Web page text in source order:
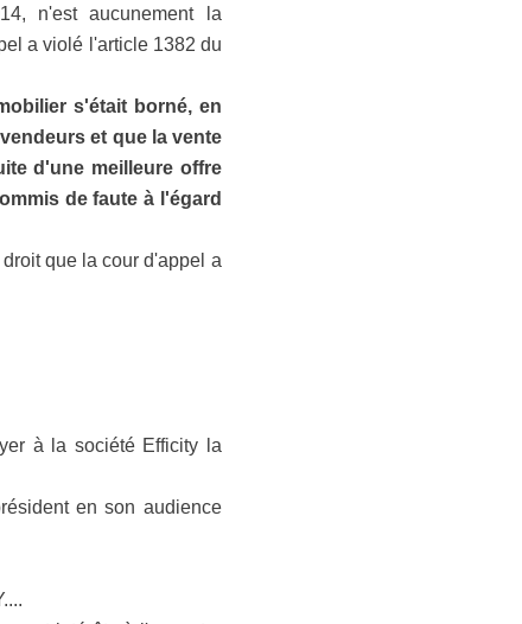
n'est aucunement la
a violé l'article 1382 du
s'était borné, en
et que la vente
d'une meilleure offre
de faute à l'égard
que la cour d'appel a
à la société Efficity la
en son audience